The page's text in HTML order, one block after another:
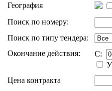
География
Поиск по номеру:
Поиск по типу тендера:
Окончание действия:
C:
Цена контракта